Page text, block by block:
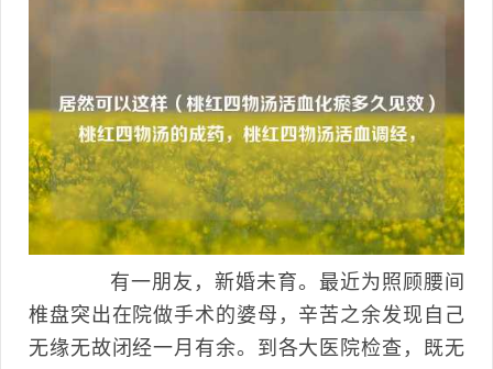
有一朋友，新婚未育。最近为照顾腰间
椎盘突出在院做手术的婆母，辛苦之余发现自己
无缘无故闭经一月有余。到各大医院检查，既无